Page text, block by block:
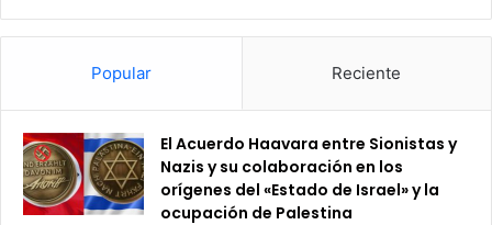
Popular Reciente
El Acuerdo Haavara entre Sionistas y
Nazis y su colaboración en los
orígenes del «Estado de Israel» y la
ocupación de Palestina